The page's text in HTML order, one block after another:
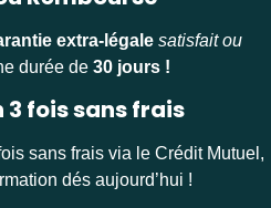
extra-légale satisfait ou
durée de 30 jours !
3 fois sans frais
sans frais via le Crédit Mutuel,
dés aujourd’hui !